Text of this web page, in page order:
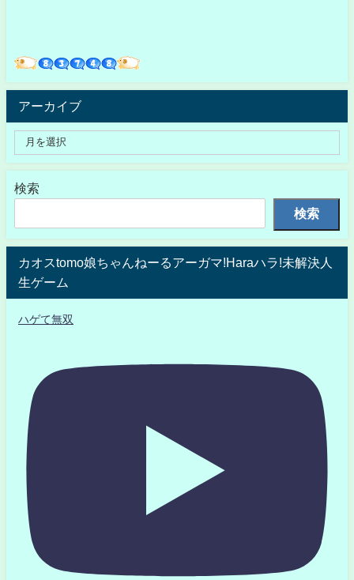
アーカイブ
検索
検索
カオスtomo娘ちゃんねーるアーガマ!Haraハラ!未解決人
生ゲーム
ハゲて無双